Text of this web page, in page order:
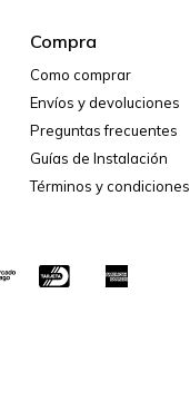
Compra
Como comprar
Envíos y devoluciones
Preguntas frecuentes
Guías de Instalación
Términos y condiciones